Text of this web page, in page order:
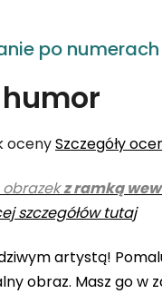
po numerach
ocenySzczegóły
z ramką
szczegółów tutaj
artystą!
obraz. Masz go w